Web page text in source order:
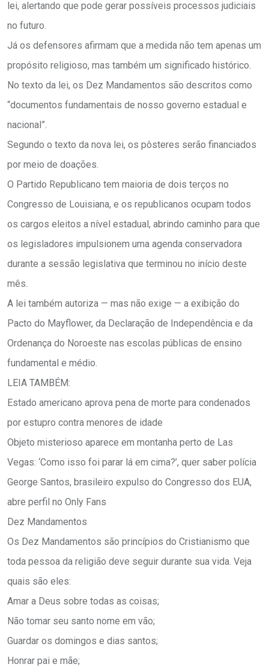
lei, alertando que pode gerar possíveis processos judiciais
no futuro.
Já os defensores afirmam que a medida não tem apenas um
propósito religioso, mas também um significado histórico.
No texto da lei, os Dez Mandamentos são descritos como
“documentos fundamentais de nosso governo estadual e
nacional”.
Segundo o texto da nova lei, os pôsteres serão financiados
por meio de doações.
O Partido Republicano tem maioria de dois terços no
Congresso de Louisiana, e os republicanos ocupam todos
os cargos eleitos a nível estadual, abrindo caminho para que
os legisladores impulsionem uma agenda conservadora
durante a sessão legislativa que terminou no início deste
mês.
A lei também autoriza — mas não exige — a exibição do
Pacto do Mayflower, da Declaração de Independência e da
Ordenança do Noroeste nas escolas públicas de ensino
fundamental e médio.
LEIA TAMBÉM:
Estado americano aprova pena de morte para condenados
por estupro contra menores de idade
Objeto misterioso aparece em montanha perto de Las
Vegas: ‘Como isso foi parar lá em cima?’, quer saber polícia
George Santos, brasileiro expulso do Congresso dos EUA,
abre perfil no Only Fans
Dez Mandamentos
Os Dez Mandamentos são princípios do Cristianismo que
toda pessoa da religião deve seguir durante sua vida. Veja
quais são eles:
Amar a Deus sobre todas as coisas;
Não tomar seu santo nome em vão;
Guardar os domingos e dias santos;
Honrar pai e mãe;